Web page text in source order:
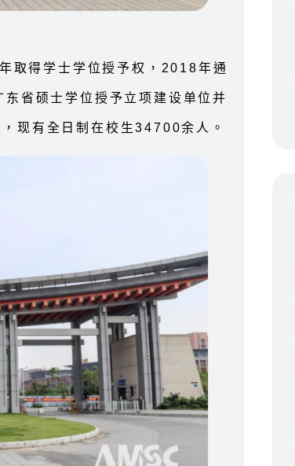
取得学士学位授予权，2018年通
省硕士学位授予立项建设单位并
现有全日制在校生34700余人。